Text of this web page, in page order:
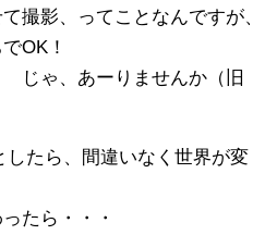
撮影、ってことなんですが、
OK！
ゃ、あーりませんか（旧
したら、間違いなく世界が変
たら・・・